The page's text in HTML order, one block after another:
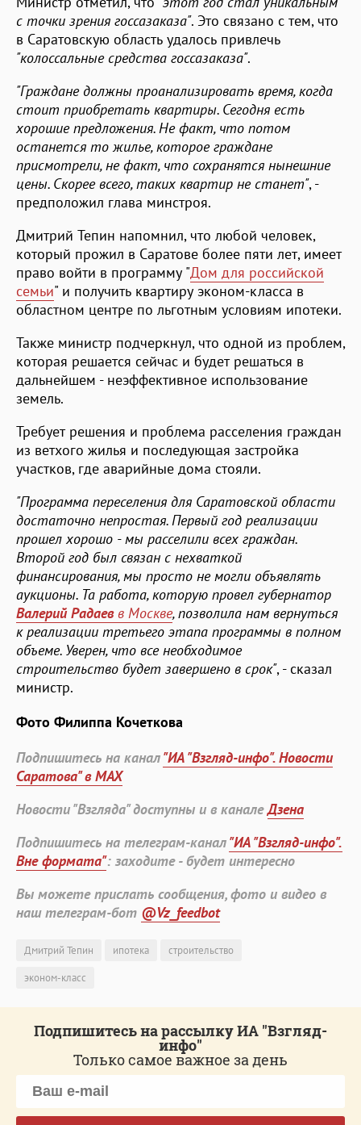
с точки зрения госсазаказа". Это связано с тем, что
в Саратовскую область удалось привлечь
"колоссальные средства госсазаказа".
"Граждане должны проанализировать время, когда
стоит приобретать квартиры. Сегодня есть
хорошие предложения. Не факт, что потом
останется то жилье, которое граждане
присмотрели, не факт, что сохранятся нынешние
цены. Скорее всего, таких квартир не станет", -
предположил глава минстроя.
Дмитрий Тепин напомнил, что любой человек,
который прожил в Саратове более пяти лет, имеет
право войти в программу "Дом для российской
семьи" и получить квартиру эконом-класса в
областном центре по льготным условиям ипотеки.
Также министр подчеркнул, что одной из проблем,
которая решается сейчас и будет решаться в
дальнейшем - неэффективное использование
земель.
Требует решения и проблема расселения граждан
из ветхого жилья и последующая застройка
участков, где аварийные дома стояли.
"Программа переселения для Саратовской области
достаточно непростая. Первый год реализации
прошел хорошо - мы расселили всех граждан.
Второй год был связан с нехваткой
финансирования, мы просто не могли объявлять
аукционы. Та работа, которую провел губернатор
Валерий Радаевв Москве, позволила нам вернуться
к реализации третьего этапа программы в полном
объеме. Уверен, что все необходимое
строительство будет завершено в срок", - сказал
министр.
Фото Филиппа Кочеткова
Подпишитесь на канал"ИА "Взгляд-инфо". Новости
Саратова" в MAX
Новости "Взгляда" доступны и в каналеДзена
Подпишитесь на телеграм-канал"ИА "Взгляд-инфо".
Вне формата": заходите - будет интересно
Вы можете прислать сообщения, фото и видео в
наш телеграм-бот @Vz_feedbot
Дмитрий Тепин ипотека
строительство
эконом-класс
Подпишитесь на рассылку ИА "Взгляд-
инфо"
Только самое важное за день